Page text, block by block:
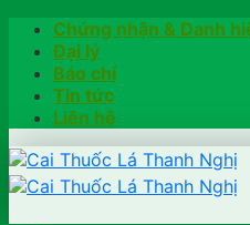
Skip
content
Chứng nhận & Danh
Đại lý
Báo chí
Tin tức
Liên hệ